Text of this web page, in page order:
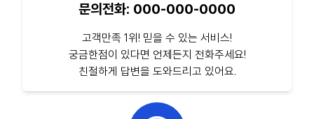
문의전화: 000-000-0000
고객만족 1위! 믿을 수 있는 서비스!
궁금한점이 있다면 언제든지 전화주세요!
친절하게 답변을 도와드리고 있어요.